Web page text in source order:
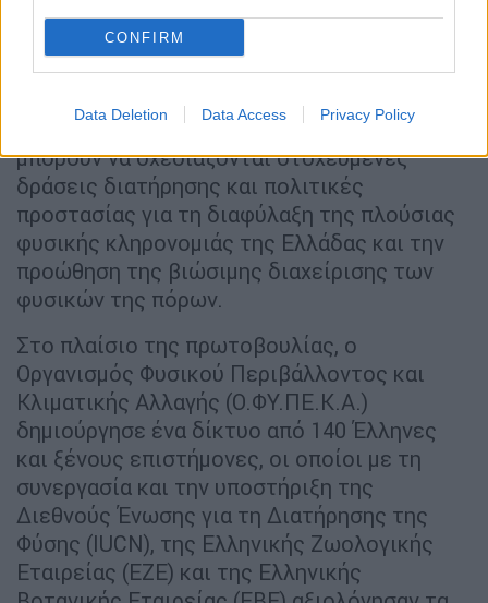
CONFIRM
Data Deletion Data Access Privacy Policy
χελώνα Caretta caretta και το κιρκινέζι
(Falco naumanni) Τα δεδομένα του Κόκκινου
Καταλόγου συνιστούν ένα πολύτιμο
εργαλείο για τη διατήρηση της
βιοποικιλότητας, καθώς βάσει αυτών
μπορούν να σχεδιάζονται στοχευμένες
δράσεις διατήρησης και πολιτικές
προστασίας για τη διαφύλαξη της πλούσιας
φυσικής κληρονομιάς της Ελλάδας και την
προώθηση της βιώσιμης διαχείρισης των
φυσικών της πόρων.
Στο πλαίσιο της πρωτοβουλίας, ο
Οργανισμός Φυσικού Περιβάλλοντος και
Κλιματικής Αλλαγής (Ο.ΦΥ.ΠΕ.Κ.Α.)
δημιούργησε ένα δίκτυο από 140 Έλληνες
και ξένους επιστήμονες, οι οποίοι με τη
συνεργασία και την υποστήριξη της
Διεθνούς Ένωσης για τη Διατήρησης της
Φύσης (IUCN), της Ελληνικής Ζωολογικής
Εταιρείας (ΕΖΕ) και της Ελληνικής